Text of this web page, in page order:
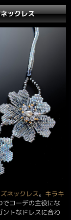
ックレス
ネックレス。 キラキ
でコーデの主役にな
ントなドレスに合わ